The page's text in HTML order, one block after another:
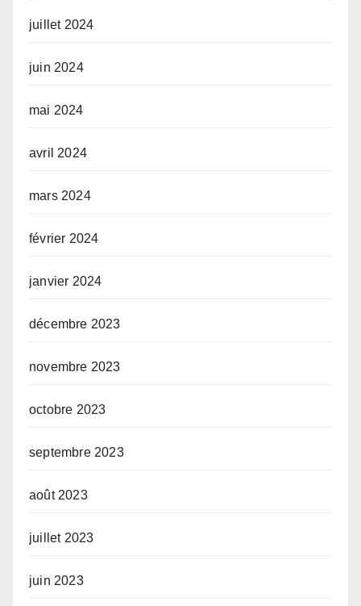
juillet 2024
juin 2024
mai 2024
avril 2024
mars 2024
février 2024
janvier 2024
décembre 2023
novembre 2023
octobre 2023
septembre 2023
août 2023
juillet 2023
juin 2023